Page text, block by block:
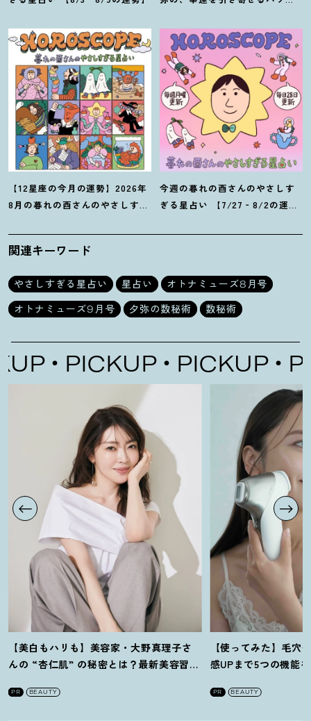
【12星座の今月の運勢】2026年
8月の暮れの酉さんのやさしすぎ
今週の暮れの酉さんのやさしす
ぎる星占い 【7/27‐8/2の運
関連キーワード
やさしすぎる星占い 星占い
オトナミューズ8月号
オトナミューズ9月号
夕弥の数秘術 数秘術
PICKUP PICKUP
【美白もハリも】美容家・大野真理子さ
んの “杏仁肌” の秘密とは ？ 最新美容習慣
PR BEAUTY
【使ってみた】毛穴
感UPまで5つの機能
PR BEAUTY